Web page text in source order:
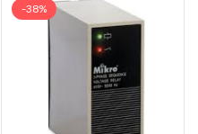
-38%